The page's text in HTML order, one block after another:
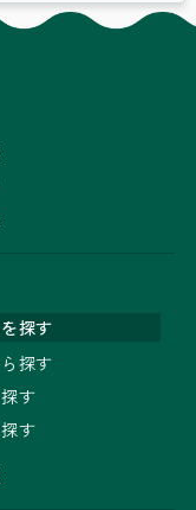
探す
探す
す
す